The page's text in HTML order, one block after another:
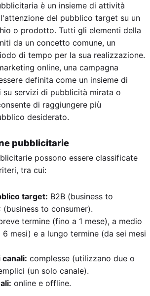
è un insieme di attività
del pubblico target su un
o prodotto. Tutti gli elementi della
da un concetto comune, un
di tempo per la sua realizzazione.
online, una campagna
definita come un insieme di
su servizi di pubblicità mirata o
di raggiungere più
desiderato.
pubblicitarie
possono essere classificate
tra cui:
target: B2B (business to
(business to consumer).
termine (fino a 1 mese), a medio
mesi) e a lungo termine (da sei mesi
complesse (utilizzano due o
(un solo canale).
online e offline.